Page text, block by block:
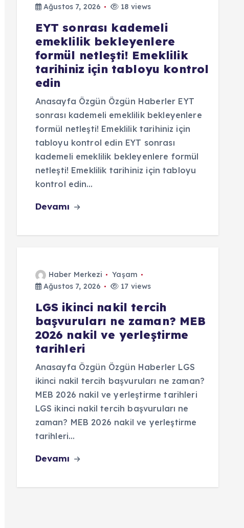
Ağustos 7, 2026
18 views
EYT sonrası kademeli
emeklilik bekleyenlere
formül netleşti! Emeklilik
tarihiniz için tabloyu kontrol
edin
Anasayfa Özgün Özgün Haberler EYT
sonrası kademeli emeklilik bekleyenlere
formül netleşti! Emeklilik tarihiniz için
tabloyu kontrol edin EYT sonrası
kademeli emeklilik bekleyenlere formül
netleşti! Emeklilik tarihiniz için tabloyu
kontrol edin…
Devamı
Haber Merkezi
Yaşam
Ağustos 7, 2026
17 views
LGS ikinci nakil tercih
başvuruları ne zaman? MEB
2026 nakil ve yerleştirme
tarihleri
Anasayfa Özgün Özgün Haberler LGS
ikinci nakil tercih başvuruları ne zaman?
MEB 2026 nakil ve yerleştirme tarihleri
LGS ikinci nakil tercih başvuruları ne
zaman? MEB 2026 nakil ve yerleştirme
tarihleri…
Devamı